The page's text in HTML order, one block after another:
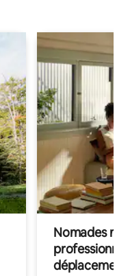
Nomades
déplacement